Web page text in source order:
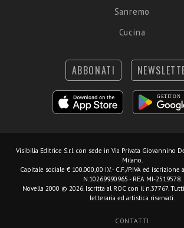
Sanremo
Cucina
ABBONATI
Visibilia Editrice S.r.l. con sede in Via Privata Giovannino
Milano.
Capitale sociale € 100.000,00 I.V. - C.F./P.IVA ed iscrizione
N.10269990965 - REA MI-2519578.
Novella 2000 © 2026. Iscritta al ROC con il n.37767.
letteraria ed artistica riservati.
CONTATTI